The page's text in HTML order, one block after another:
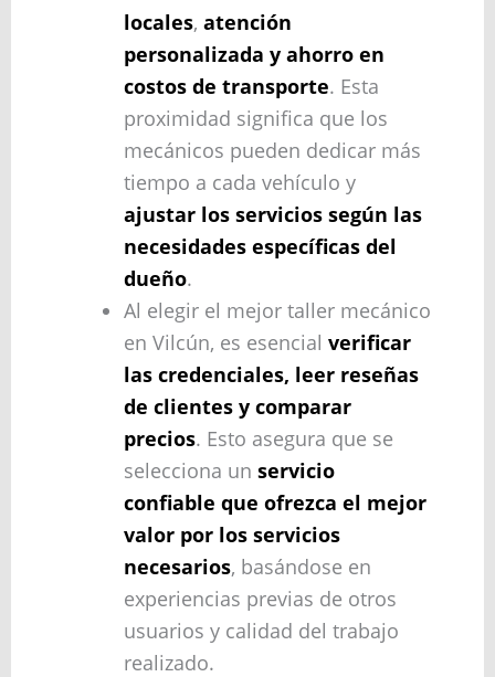
locales, atención
personalizada y ahorro en
costos de transporte. Esta
proximidad significa que los
mecánicos pueden dedicar más
tiempo a cada vehículo y
ajustar los servicios según las
necesidades específicas del
dueño.
Al elegir el mejor taller mecánico
en Vilcún, es esencial verificar
las credenciales, leer reseñas
de clientes y comparar
precios. Esto asegura que se
selecciona un servicio
confiable que ofrezca el mejor
valor por los servicios
necesarios, basándose en
experiencias previas de otros
usuarios y calidad del trabajo
realizado.